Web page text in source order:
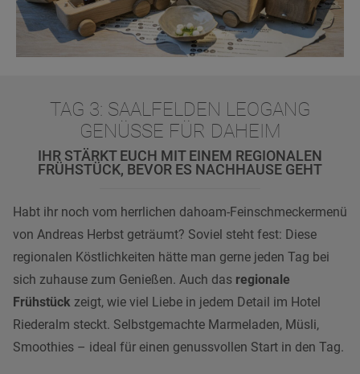
TAG 3: SAALFELDEN LEOGANG
GENÜSSE FÜR DAHEIM
IHR STÄRKT EUCH MIT EINEM REGIONALEN
FRÜHSTÜCK, BEVOR ES NACHHAUSE GEHT
Habt ihr noch vom herrlichen dahoam-Feinschmeckermenü
von Andreas Herbst geträumt? Soviel steht fest: Diese
regionalen Köstlichkeiten hätte man gerne jeden Tag bei
sich zuhause zum Genießen. Auch das regionale
Frühstück zeigt, wie viel Liebe in jedem Detail im Hotel
Riederalm steckt. Selbstgemachte Marmeladen, Müsli,
Smoothies – ideal für einen genussvollen Start in den Tag.